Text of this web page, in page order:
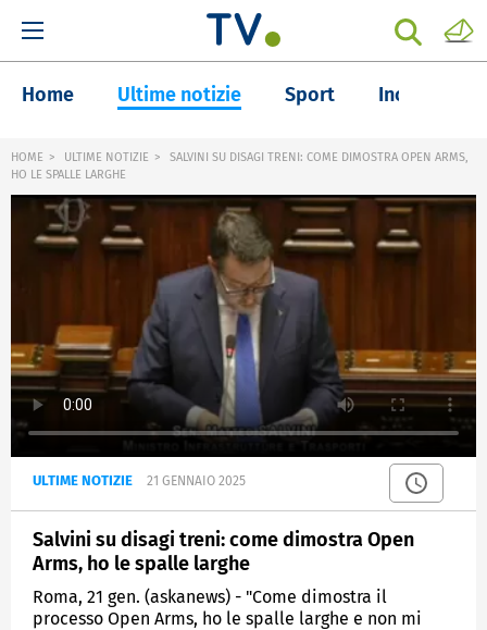
Home Ultime notizie Sport Inchieste
HOME ULTIME NOTIZIE
SALVINI SU DISAGI TRENI: COME DIMOSTRA OPEN ARMS,
HO LE SPALLE LARGHE
ULTIME NOTIZIE 21 GENNAIO 2025
Salvini su disagi treni: come dimostra Open
Arms, ho le spalle larghe
Roma, 21 gen. (askanews) - "Come dimostra il
processo Open Arms, ho le spalle larghe e non mi